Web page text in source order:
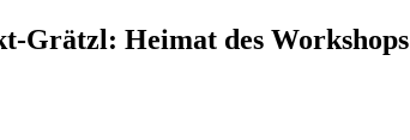
Grätzl: Heimat des Workshops